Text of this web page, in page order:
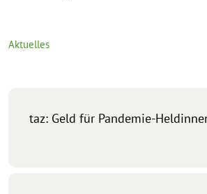
Aktuelles
taz: Geld für Pandemie-